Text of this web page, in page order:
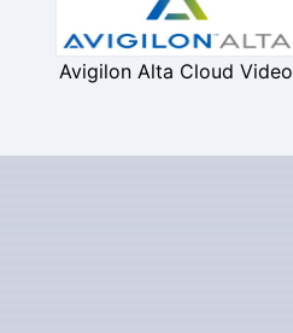
Avigilon Alta Cloud Video